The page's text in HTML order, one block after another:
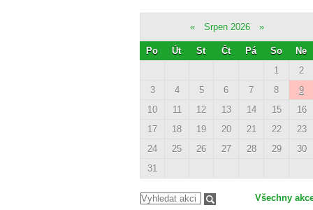
« Srpen 2026 »
Po Út St Čt Pá So
Ne
1
2
3
4 5 6 7 8
9
10
11 12 13 14 15
16
17
18 19 20 21 22
23
24
25 26 27 28 29
30
31
Všechny